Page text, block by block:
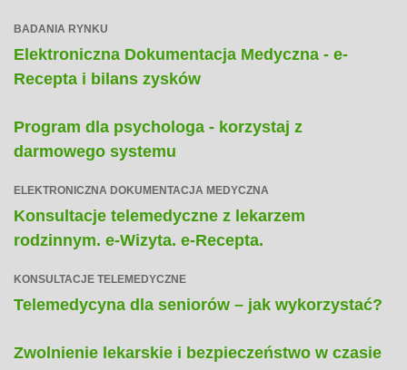
BADANIA RYNKU
Elektroniczna Dokumentacja Medyczna - e-
Recepta i bilans zysków
Program dla psychologa - korzystaj z
darmowego systemu
ELEKTRONICZNA DOKUMENTACJA MEDYCZNA
Konsultacje telemedyczne z lekarzem
rodzinnym. e-Wizyta. e-Recepta.
KONSULTACJE TELEMEDYCZNE
Telemedycyna dla seniorów – jak wykorzystać?
Zwolnienie lekarskie i bezpieczeństwo w czasie